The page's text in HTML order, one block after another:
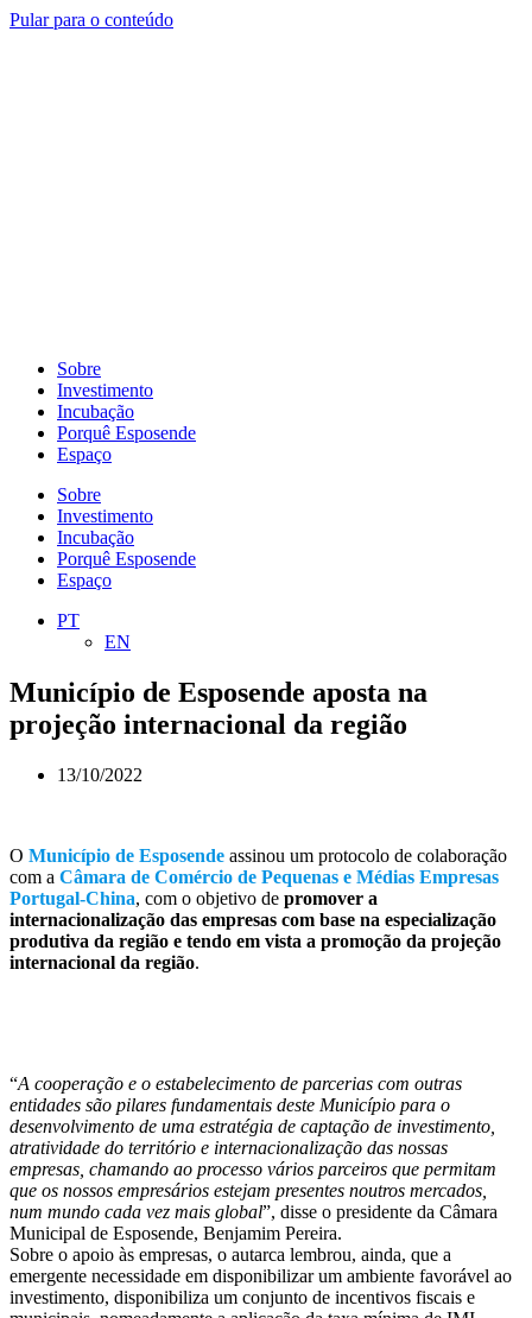
Pular para o conteúdo
Sobre
Investimento
Incubação
Porquê Esposende
Espaço
Sobre
Investimento
Incubação
Porquê Esposende
Espaço
PT
EN
Município de Esposende aposta na
projeção internacional da região
13/10/2022
O Município de Esposende assinou um protocolo de colaboração
com a Câmara de Comércio de Pequenas e Médias Empresas
Portugal-China, com o objetivo de promover a
internacionalização das empresas com base na especialização
produtiva da região e tendo em vista a promoção da projeção
internacional da região.
“A cooperação e o estabelecimento de parcerias com outras
entidades são pilares fundamentais deste Município para o
desenvolvimento de uma estratégia de captação de investimento,
atratividade do território e internacionalização das nossas
empresas, chamando ao processo vários parceiros que permitam
que os nossos empresários estejam presentes noutros mercados,
num mundo cada vez mais global”, disse o presidente da Câmara
Municipal de Esposende, Benjamim Pereira.
Sobre o apoio às empresas, o autarca lembrou, ainda, que a
emergente necessidade em disponibilizar um ambiente favorável ao
investimento, disponibiliza um conjunto de incentivos fiscais e